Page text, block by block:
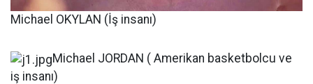
Michael OKYLAN (İş insanı)
Michael JORDAN ( Amerikan basketbolcu ve
iş insanı)